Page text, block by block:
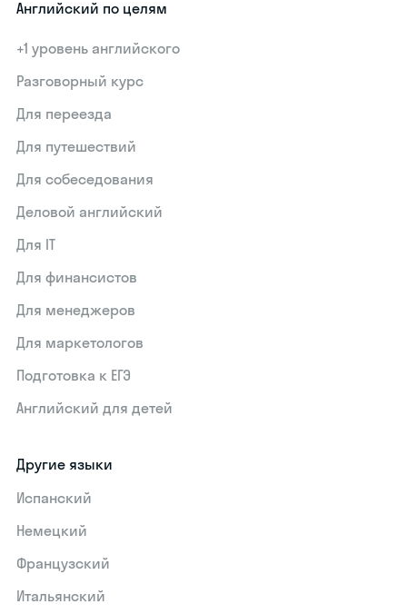
Английский по целям
+1 уровень английского
Разговорный курс
Для переезда
Для путешествий
Для собеседования
Деловой английский
Для IT
Для финансистов
Для менеджеров
Для маркетологов
Подготовка к ЕГЭ
Английский для детей
Другие языки
Испанский
Немецкий
Французский
Итальянский